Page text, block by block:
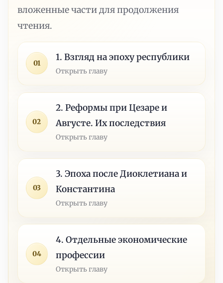
вложенные части для продолжения
чтения.
01
1. Взгляд на эпоху республики
Открыть главу
02
2. Реформы при Цезаре и
Августе. Их последствия
Открыть главу
03
3. Эпоха после Диоклетиана и
Константина
Открыть главу
04
4. Отдельные экономические
профессии
Открыть главу